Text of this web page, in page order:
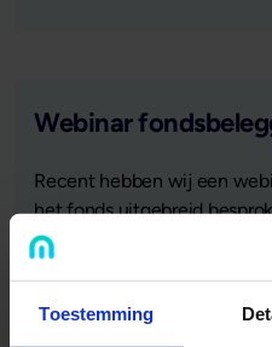
Toestemming
Webinar
Recent hebben wij een
het fonds uitgebreid
terugkijken?